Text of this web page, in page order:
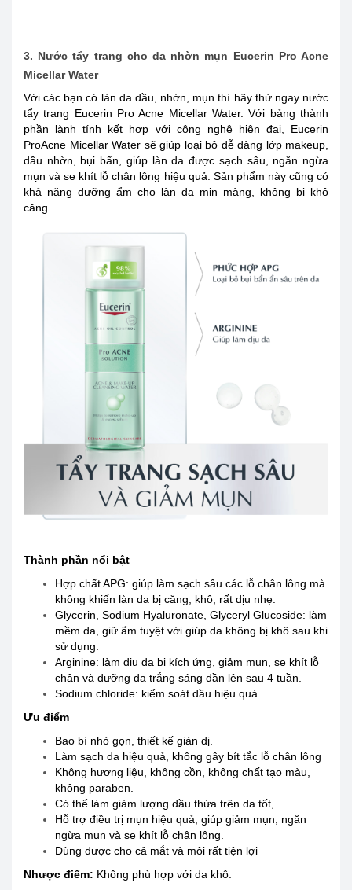
3. Nước tẩy trang cho da nhờn mụn Eucerin Pro Acne
Micellar Water
Với các bạn có làn da dầu, nhờn, mụn thì hãy thử ngay nước
tẩy trang Eucerin Pro Acne Micellar Water. Với bảng thành
phần lành tính kết hợp với công nghệ hiện đại, Eucerin
ProAcne Micellar Water sẽ giúp loại bỏ dễ dàng lớp makeup,
dầu nhờn, bụi bẩn, giúp làn da được sạch sâu, ngăn ngừa
mụn và se khít lỗ chân lông hiệu quả. Sản phẩm này cũng có
khả năng dưỡng ẩm cho làn da mịn màng, không bị khô
căng.
Thành phần nổi bật
Hợp chất APG: giúp làm sạch sâu các lỗ chân lông mà
không khiến làn da bị căng, khô, rất dịu nhẹ.
Glycerin, Sodium Hyaluronate, Glyceryl Glucoside: làm
mềm da, giữ ẩm tuyệt vời giúp da không bị khô sau khi
sử dụng.
Arginine: làm dịu da bị kích ứng, giảm mụn, se khít lỗ
chân và dưỡng da trắng sáng dần lên sau 4 tuần.
Sodium chloride: kiểm soát dầu hiệu quả.
Ưu điểm
Bao bì nhỏ gọn, thiết kế giản dị.
Làm sạch da hiệu quả, không gây bít tắc lỗ chân lông
Không hương liệu, không cồn, không chất tạo màu,
không paraben.
Có thể làm giảm lượng dầu thừa trên da tốt,
Hỗ trợ điều trị mụn hiệu quả, giúp giảm mụn, ngăn
ngừa mụn và se khít lỗ chân lông.
Dùng được cho cả mắt và môi rất tiện lợi
Nhược điểm: Không phù hợp với da khô.